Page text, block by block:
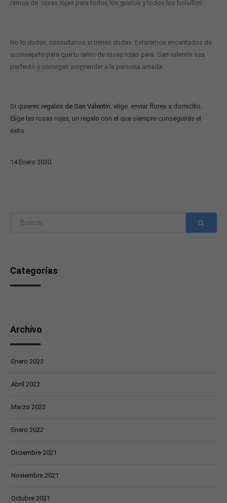
ramos de rosas rojas para todos los gustos y todos los bolsillos.
No lo dudes, consultanos si tienes dudas. Estaremos encantados de
aconsejarte para que tu ramo de rosas rojas para San valentín sea
perfecto y consigas sorprender a la persona amada.
Si quieres regalos de San Valentín, elige enviar flores a domicilio.
Elige las rosas rojas, un regalo con el que siempre conseguirás el
éxito.
14 Enero 2020
Categorías
Archivo
Enero 2023
Abril 2022
Marzo 2022
Enero 2022
Diciembre 2021
Noviembre 2021
Octubre 2021